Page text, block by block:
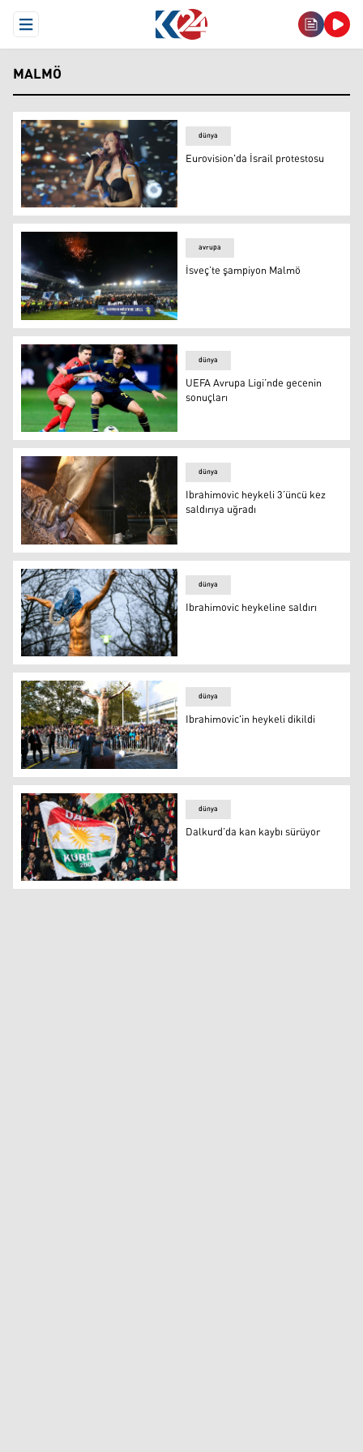
Open Menu
MALMÖ
Eurovision'da İsrail protestosu
dünya
Eurovision'da İsrail protestosu
İsveç’te şampiyon Malmö
avrupa
İsveç’te şampiyon Malmö
UEFA Avrupa Ligi’nde gecenin sonuçları
dünya
UEFA Avrupa Ligi’nde gecenin
sonuçları
Ibrahimovic heykeli 3’üncü kez saldırıya uğradı
dünya
Ibrahimovic heykeli 3’üncü kez
saldırıya uğradı
Ibrahimovic heykeline saldırı
dünya
Ibrahimovic heykeline saldırı
Ibrahimovic'in heykeli dikildi
dünya
Ibrahimovic'in heykeli dikildi
Dalkurd’da kan kaybı sürüyor
dünya
Dalkurd’da kan kaybı sürüyor